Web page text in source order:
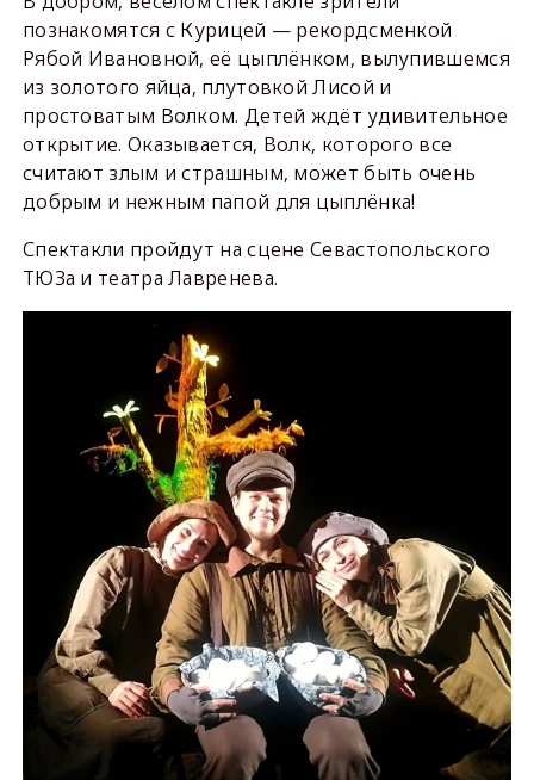
познакомятся с Курицей — рекордсменкой
Рябой Ивановной, её цыплёнком, вылупившемся
из золотого яйца, плутовкой Лисой и
простоватым Волком. Детей ждёт удивительное
открытие. Оказывается, Волк, которого все
считают злым и страшным, может быть очень
добрым и нежным папой для цыплёнка!
Спектакли пройдут на сцене Севастопольского
ТЮЗа и театра Лавренева.